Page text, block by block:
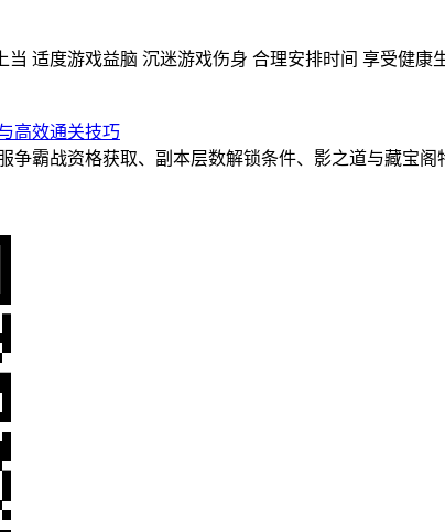
当 适度游戏益脑 沉迷游戏伤身 合理安排时间 享受健康
高效通关技巧
霸战资格获取、副本层数解锁条件、影之道与藏宝